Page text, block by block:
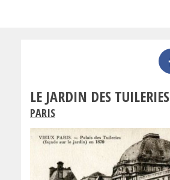
LE JARDIN DES TUILERIES
PARIS